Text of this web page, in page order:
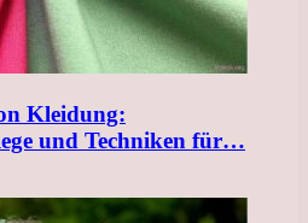
Kleidung:
und Techniken für…